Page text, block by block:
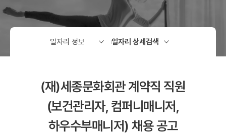
(재)세종문화회관 계약직 직원
(보건관리자, 컴퍼니매니저,
하우수부매니저) 채용 공고